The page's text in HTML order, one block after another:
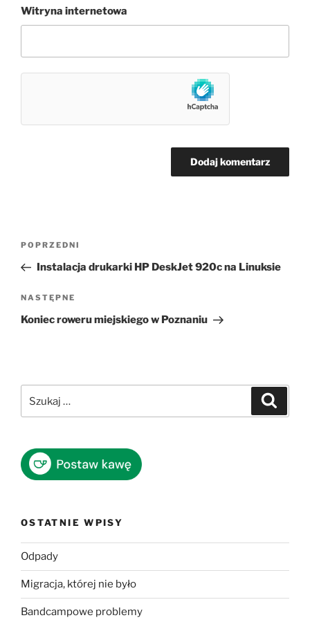
Witryna internetowa
Nawigacja
Poprzedni
wpis
POPRZEDNI
Instalacja drukarki HP DeskJet 920c na Linuksie
Następny
wpis
NASTĘPNE
Koniec roweru miejskiego w Poznaniu
OSTATNIE WPISY
Odpady
Migracja, której nie było
Bandcampowe problemy